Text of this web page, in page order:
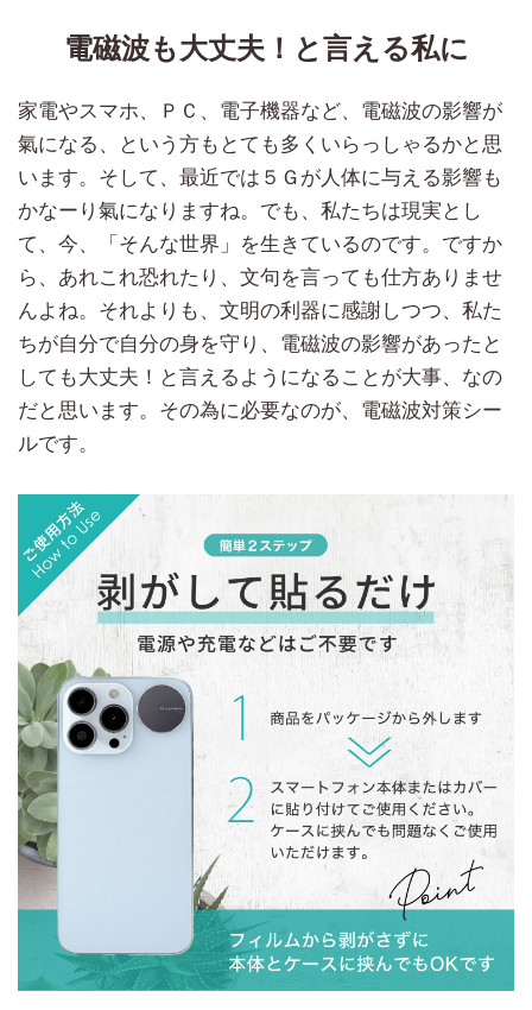
電磁波も大丈夫！と言える私に
家電やスマホ、ＰＣ、電子機器など、電磁波の影響が
氣になる、という方もとても多くいらっしゃるかと思
います。そして、最近では５Ｇが人体に与える影響も
かなーり氣になりますね。でも、私たちは現実とし
て、今、「そんな世界」を生きているのです。ですか
ら、あれこれ恐れたり、文句を言っても仕方ありませ
んよね。それよりも、文明の利器に感謝しつつ、私た
ちが自分で自分の身を守り、電磁波の影響があったと
しても大丈夫！と言えるようになることが大事、なの
だと思います。その為に必要なのが、電磁波対策シー
ルです。